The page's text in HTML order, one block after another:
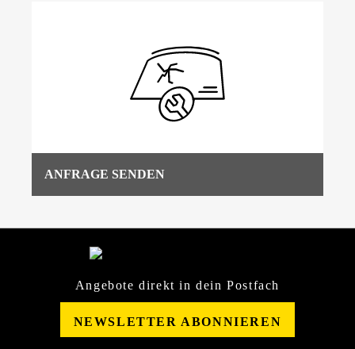
ANFRAGE SENDEN
Angebote direkt in dein Postfach
NEWSLETTER ABONNIEREN